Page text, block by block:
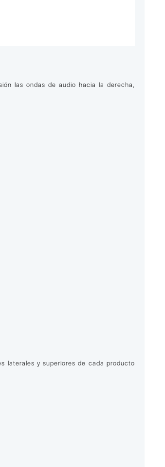
las ondas de audio hacia la derecha,
laterales y superiores de cada producto